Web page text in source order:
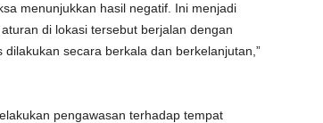
menunjukkan hasil negatif. Ini menjadi
di lokasi tersebut berjalan dengan
secara berkala dan berkelanjutan,”
pengawasan terhadap tempat